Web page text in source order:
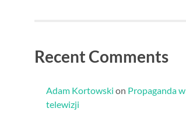
Recent Comments
Adam Kortowski on Propaganda w
telewizji